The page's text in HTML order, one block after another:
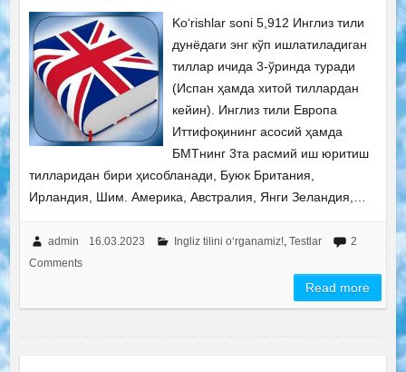
Ko‘rishlar soni 5,912 Инглиз тили
дунёдаги энг кўп ишлатиладиган
тиллар ичида 3-ўринда туради
(Испан ҳамда хитой тиллардан
кейин). Инглиз тили Европа
Иттифоқининг асосий ҳамда
БМТнинг 3та расмий иш юритиш
тилларидан бири ҳисобланади, Буюк Британия,
Ирландия, Шим. Америка, Австралия, Янги Зеландия,…
admin 16.03.2023 Ingliz tilini o‘rganamiz!, Testlar
2
Comments
Read more